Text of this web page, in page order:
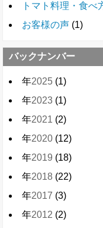
トマト料理・食べ
お客様の声 (1)
バックナンバー
年2025 (1)
年2023 (1)
年2021 (2)
年2020 (12)
年2019 (18)
年2018 (22)
年2017 (3)
年2012 (2)